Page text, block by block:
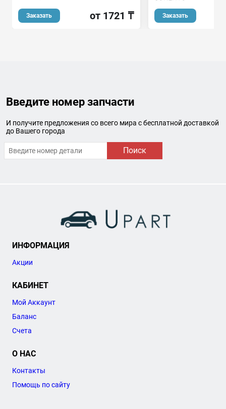
Заказать от 1721 ₸ Заказать
Введите номер запчасти
И получите предложения со всего мира с бесплатной доставкой
до Вашего города
Поиск
ИНФОРМАЦИЯ
Акции
КАБИНЕТ
Мой Аккаунт
Баланс
Счета
О НАС
Контакты
Помощь по сайту